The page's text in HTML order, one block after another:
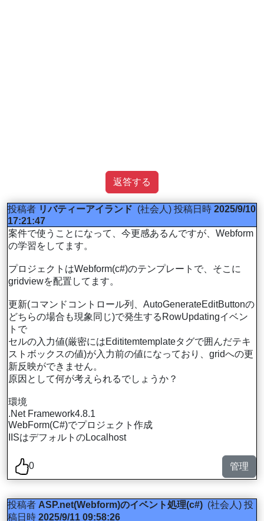
返答する
投稿者 リバティーアイランド (社会人) 投稿日時 2025/9/10
17:21:47
案件で使うことになって、今更感あるんですが、Webform
の学習をしてます。
プロジェクトはWebform(c#)のテンプレートで、そこに
gridviewを配置してます。
更新(コマンドコントロール列、AutoGenerateEditButtonの
どちらの場合も現象同じ)で発生するRowUpdatingイベン
トで
セルの入力値(厳密にはEdititemtemplateタグで囲んだテキ
ストボックスの値)が入力前の値になっており、gridへの更
新反映ができません。
原因として何が考えられるでしょうか？
環境
.Net Framework4.8.1
WebForm(C#)でプロジェクト作成
IISはデフォルトのLocalhost
0 管理
投稿者 ASP.net(Webform)のイベント処理(c#) (社会人) 投
稿日時 2025/9/11 09:58:26